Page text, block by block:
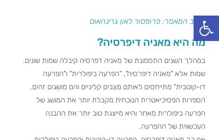
פתח סרגל נגישות
כותב המאמר: פרופסור לאון גרינהאוס
מה היא מאניה דיפרסיה?
במהלך השנים התסמונת של מאניה דפרסיה קיבלה שמות שונים.
שמות אלא "מאניה דיפרסיה", "הפרעה ביפולרית" ו"הפרעה
דו-קוטבית" מתייחסים לאותם מצבים קליניים והם מושגים זהים.
הספרות הפסיכיאטרית הנוכחית מקבלת יותר את המושג של
הפרעה ביפולרית מאחר והיא מייצגת טוב יותר את ההבנה
העכשווית של ההפרעה.